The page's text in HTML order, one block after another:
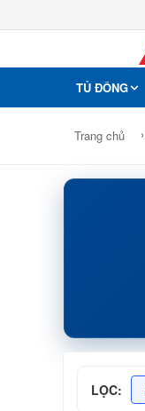
TỦ ĐÔNG
Trang chủ ›
LỌC: